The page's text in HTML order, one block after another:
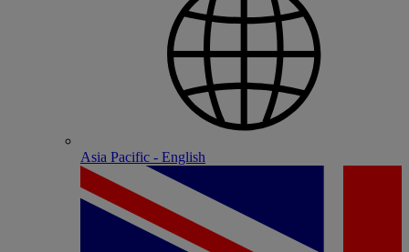
Asia Pacific - English